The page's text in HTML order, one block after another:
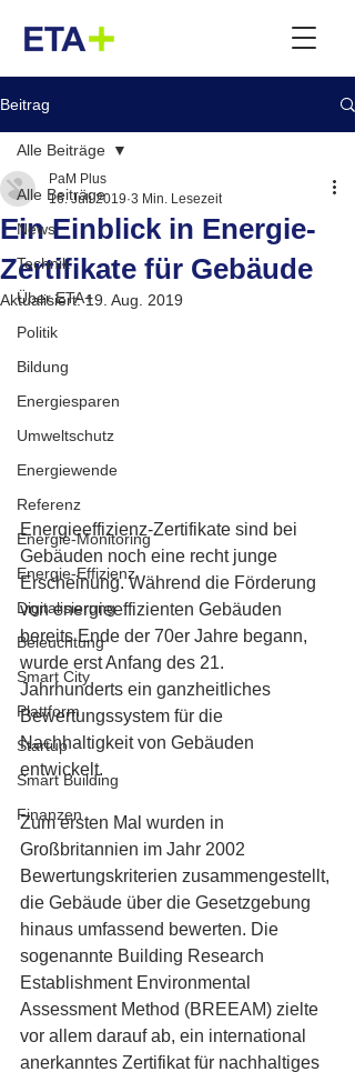
Beitrag
Alle Beiträge
News
Technik
Über ETA+
Politik
Bildung
Energiesparen
Umweltschutz
Energiewende
Referenz
Energie-Monitoring
Energie-Effizienz
Digitalisierung
Beleuchtung
Smart City
Plattform
Startup
Smart Building
Finanzen
Alle Beiträge
Ein Einblick in Energie-
Zertifikate für Gebäude
PaM Plus
16. Juli 2019 3 Min. Lesezeit
Aktualisiert:19. Aug. 2019
Energieeffizienz-Zertifikate sind bei
Gebäuden noch eine recht junge
Erscheinung. Während die Förderung
von energieeffizienten Gebäuden
bereits Ende der 70er Jahre begann,
wurde erst Anfang des 21.
Jahrhunderts ein ganzheitliches
Bewertungssystem für die
Nachhaltigkeit von Gebäuden
entwickelt.
Zum ersten Mal wurden in
Großbritannien im Jahr 2002
Bewertungskriterien zusammengestellt,
die Gebäude über die Gesetzgebung
hinaus umfassend bewerten. Die
sogenannte Building Research
Establishment Environmental
Assessment Method (BREEAM) zielte
vor allem darauf ab, ein international
anerkanntes Zertifikat für nachhaltiges